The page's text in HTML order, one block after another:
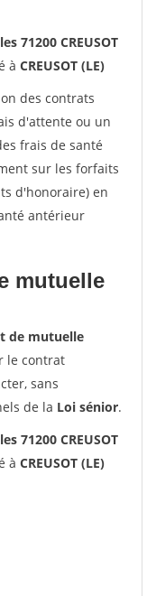
71200 CREUSOT
à CREUSOT (LE)
des contrats
d'attente ou un
frais de santé
sur les forfaits
d'honoraire) en
antérieur
mutuelle
de mutuelle
le contrat
sans
de la Loi sénior.
71200 CREUSOT
à CREUSOT (LE)